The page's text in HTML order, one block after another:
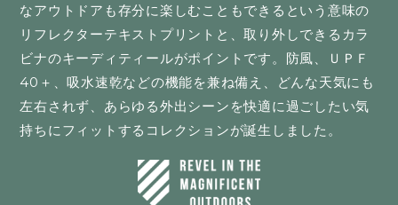
なアウトドアも存分に楽しむこともできるという意味の
リフレクターテキストプリントと、取り外しできるカラ
ビナのキーディティールがポイントです。防風、ＵＰＦ
40＋、吸水速乾などの機能を兼ね備え、どんな天気にも
左右されず、あらゆる外出シーンを快適に過ごしたい気
持ちにフィットするコレクションが誕生しました。